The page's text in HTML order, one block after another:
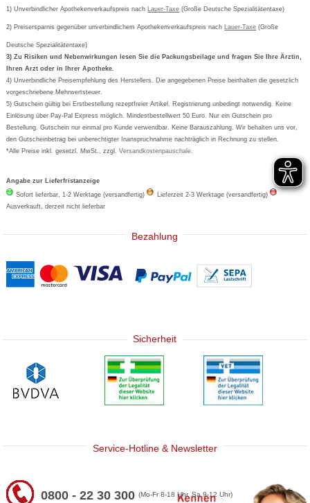
Cookie-Einstellungen
Vertrag widerrufen
Bestellschein ausfüllen
Newsletteranmeldung
Formoline
Wick
Eucerin
Basica
1) Unverbindlicher Apothekenverkaufspreis nach Lauer-Taxe (Große Deutsche Spezialitätentaxe)
2) Preisersparnis gegenüber unverbindlichem Apothekenverkaufspreis nach Lauer-Taxe (Große
Deutsche Spezialitätentaxe)
3) Zu Risiken und Nebenwirkungen lesen Sie die Packungsbeilage und fragen Sie Ihre Ärztin,
Ihren Arzt oder in Ihrer Apotheke.
4) Unverbindliche Preisempfehlung des Herstellers. Die angegebenen Preise beinhalten die gesetzlich
vorgeschriebene Mehrwertsteuer.
5) Gutschein gültig bei Erstbestellung rezeptfreier Artikel. Registrierung unbedingt notwendig. Keine
Einlösung über Pay-Pal Express möglich. Mindestbestellwert 50 Euro. Nur ein Gutschein pro
Bestellung. Gutschein nur einmal pro Kunde verwendbar. Keine Barauszahlung. Wir behalten uns vor,
den Gutscheinbetrag bei unberechtigter Inanspruchnahme nachträglich in Rechnung zu stellen.
*Alle Preise inkl. gesetzl. MwSt., zzgl.Versandkostenpauschale
Angabe zur Lieferfristanzeige
Sofort lieferbar, 1-2 Werktage (versandfertig)
Lieferzeit 2-3 Werktage (versandfertig)
Ausverkauft, derzeit nicht lieferbar
Bezahlung
Sicherheit
Service-Hotline & Newsletter
0800 - 22 30 300(Mo-Fr 8-18 Uhr, Sa 9-12 Uhr)